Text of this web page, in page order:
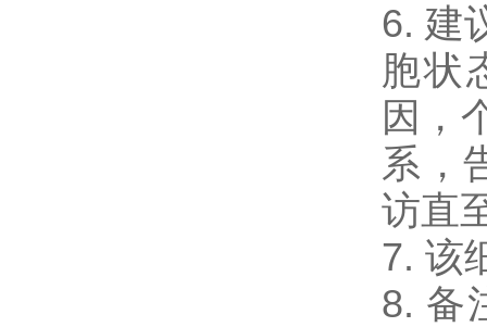
6. 建
胞状
因，
系，
访直
7. 该
8. 备